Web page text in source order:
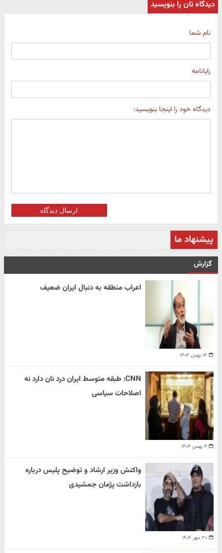
دیدگاه تان را بنویسید
نام شما
رایانامه
دیدگاه خود را اینجا بنویسید:
ارسال دیدگاه
پیشنهاد ما
گزارش
۱۴ بهمن ۱۴۰۴
اعراب منطقه به دنبال ایران ضعیف
۴ بهمن ۱۴۰۴
CNN: طبقه متوسط ایران درد نان دارد نه
اصلاحات سیاسی
۳۰ مهر ۱۴۰۴
واکنش وزیر ارشاد و توضیح پلیس درباره
بازداشت پژمان جمشیدی